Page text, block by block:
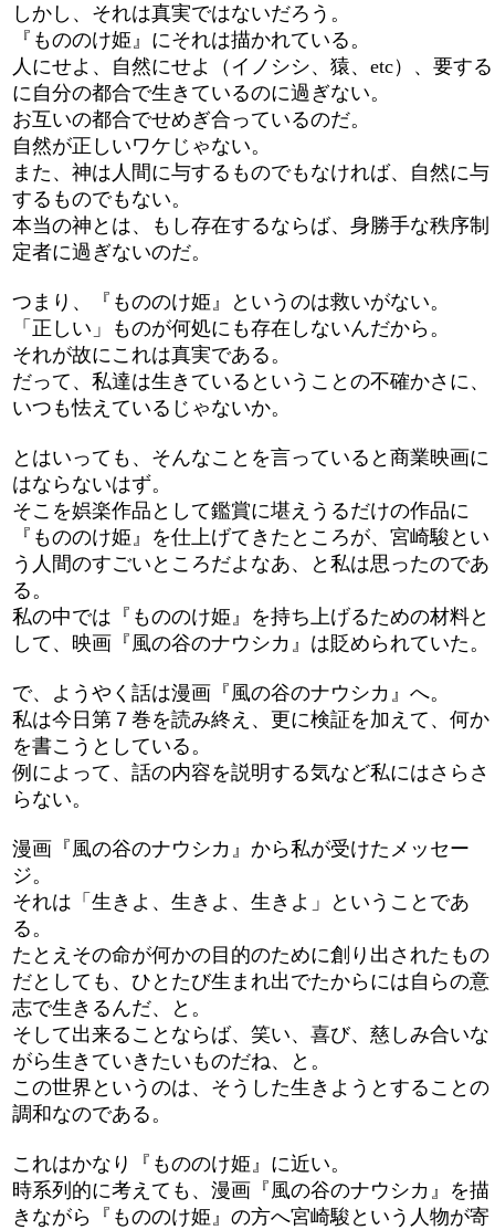
しかし、それは真実ではないだろう。
『もののけ姫』にそれは描かれている。
人にせよ、自然にせよ（イノシシ、猿、etc）、要する
に自分の都合で生きているのに過ぎない。
お互いの都合でせめぎ合っているのだ。
自然が正しいワケじゃない。
また、神は人間に与するものでもなければ、自然に与
するものでもない。
本当の神とは、もし存在するならば、身勝手な秩序制
定者に過ぎないのだ。
つまり、『もののけ姫』というのは救いがない。
「正しい」ものが何処にも存在しないんだから。
それが故にこれは真実である。
だって、私達は生きているということの不確かさに、
いつも怯えているじゃないか。
とはいっても、そんなことを言っていると商業映画に
はならないはず。
そこを娯楽作品として鑑賞に堪えうるだけの作品に
『もののけ姫』を仕上げてきたところが、宮崎駿とい
う人間のすごいところだよなあ、と私は思ったのであ
る。
私の中では『もののけ姫』を持ち上げるための材料と
して、映画『風の谷のナウシカ』は貶められていた。
で、ようやく話は漫画『風の谷のナウシカ』へ。
私は今日第７巻を読み終え、更に検証を加えて、何か
を書こうとしている。
例によって、話の内容を説明する気など私にはさらさ
らない。
漫画『風の谷のナウシカ』から私が受けたメッセー
ジ。
それは「生きよ、生きよ、生きよ」ということであ
る。
たとえその命が何かの目的のために創り出されたもの
だとしても、ひとたび生まれ出でたからには自らの意
志で生きるんだ、と。
そして出来ることならば、笑い、喜び、慈しみ合いな
がら生きていきたいものだね、と。
この世界というのは、そうした生きようとすることの
調和なのである。
これはかなり『もののけ姫』に近い。
時系列的に考えても、漫画『風の谷のナウシカ』を描
きながら『もののけ姫』の方へ宮崎駿という人物が寄